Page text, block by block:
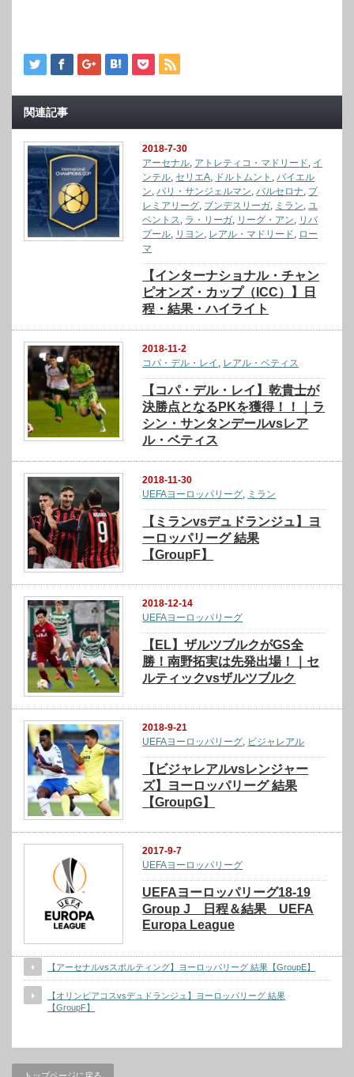
関連記事
2018-7-30
アーセナル, アトレティコ・マドリード, イ
ンテル, セリエA, ドルトムント ,バイエル
ン,パリ・サンジェルマン,バルセロナ, プ
レミアリーグ, ブンデスリーガ, ミラン,ユ
ベントス, ラ・リーガ, リーグ・アン, リバ
プール, リヨン, レアル・マドリード, ロー
マ
【インターナショナル・チャン
ピオンズ・カップ（ICC）】日
程・結果・ハイライト
2018-11-2
コパ・デル・レイ , レアル・ベティス
【コパ・デル・レイ】乾貴士が
決勝点となるPKを獲得！！｜ラ
シン・サンタンデールvsレア
ル・ベティス
2018-11-30
UEFAヨーロッパリーグ, ミラン
【ミランvsデュドランジュ】ヨ
ーロッパリーグ 結果
【GroupF】
2018-12-14
UEFAヨーロッパリーグ
【EL】ザルツブルクがGS全
勝！南野拓実は先発出場！｜セ
ルティックvsザルツブルク
2018-9-21
UEFAヨーロッパリーグ, ビジャレアル
【ビジャレアルvsレンジャー
ズ】ヨーロッパリーグ 結果
【GroupG】
2017-9-7
UEFAヨーロッパリーグ
UEFAヨーロッパリーグ18-19
Group J 日程＆結果 UEFA
Europa League
【アーセナルvsスポルティング】ヨーロッパリーグ 結果【GroupE】
【オリンピアコスvsデュドランジュ】ヨーロッパリーグ 結果
【GroupF】